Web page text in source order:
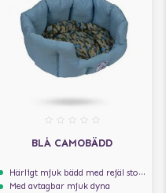
BLÅ CAMOBÄDD
Härligt mjuk bädd med rejäl stoppning som håller formen
Med avtagbar mjuk dyna